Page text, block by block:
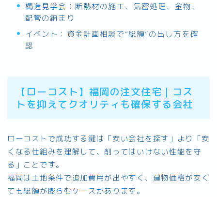
構造見学会：断熱材の施工、気密処理、金物、
配管の納まり
イベント：資金計画相談で“総額”の出し方を確
認
【ローコスト】福岡の注文住宅｜コス
トを抑えてクオリティも確保する会社
ローコストで成功する鍵は「安い会社を探す」より「安
くなる仕組みを理解して、削ってはいけない性能を守
る」ことです。
福岡は土地条件で追加費用が出やすく、建物価格が安く
ても総額が膨らむケースがあります。